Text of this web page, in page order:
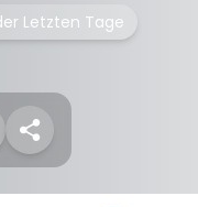
Letzten Tage